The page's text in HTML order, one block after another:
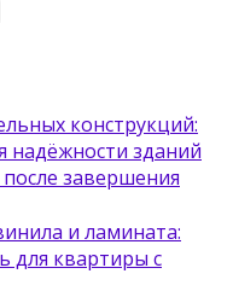
конструкций:
надёжности зданий
завершения
и ламината:
для квартиры с